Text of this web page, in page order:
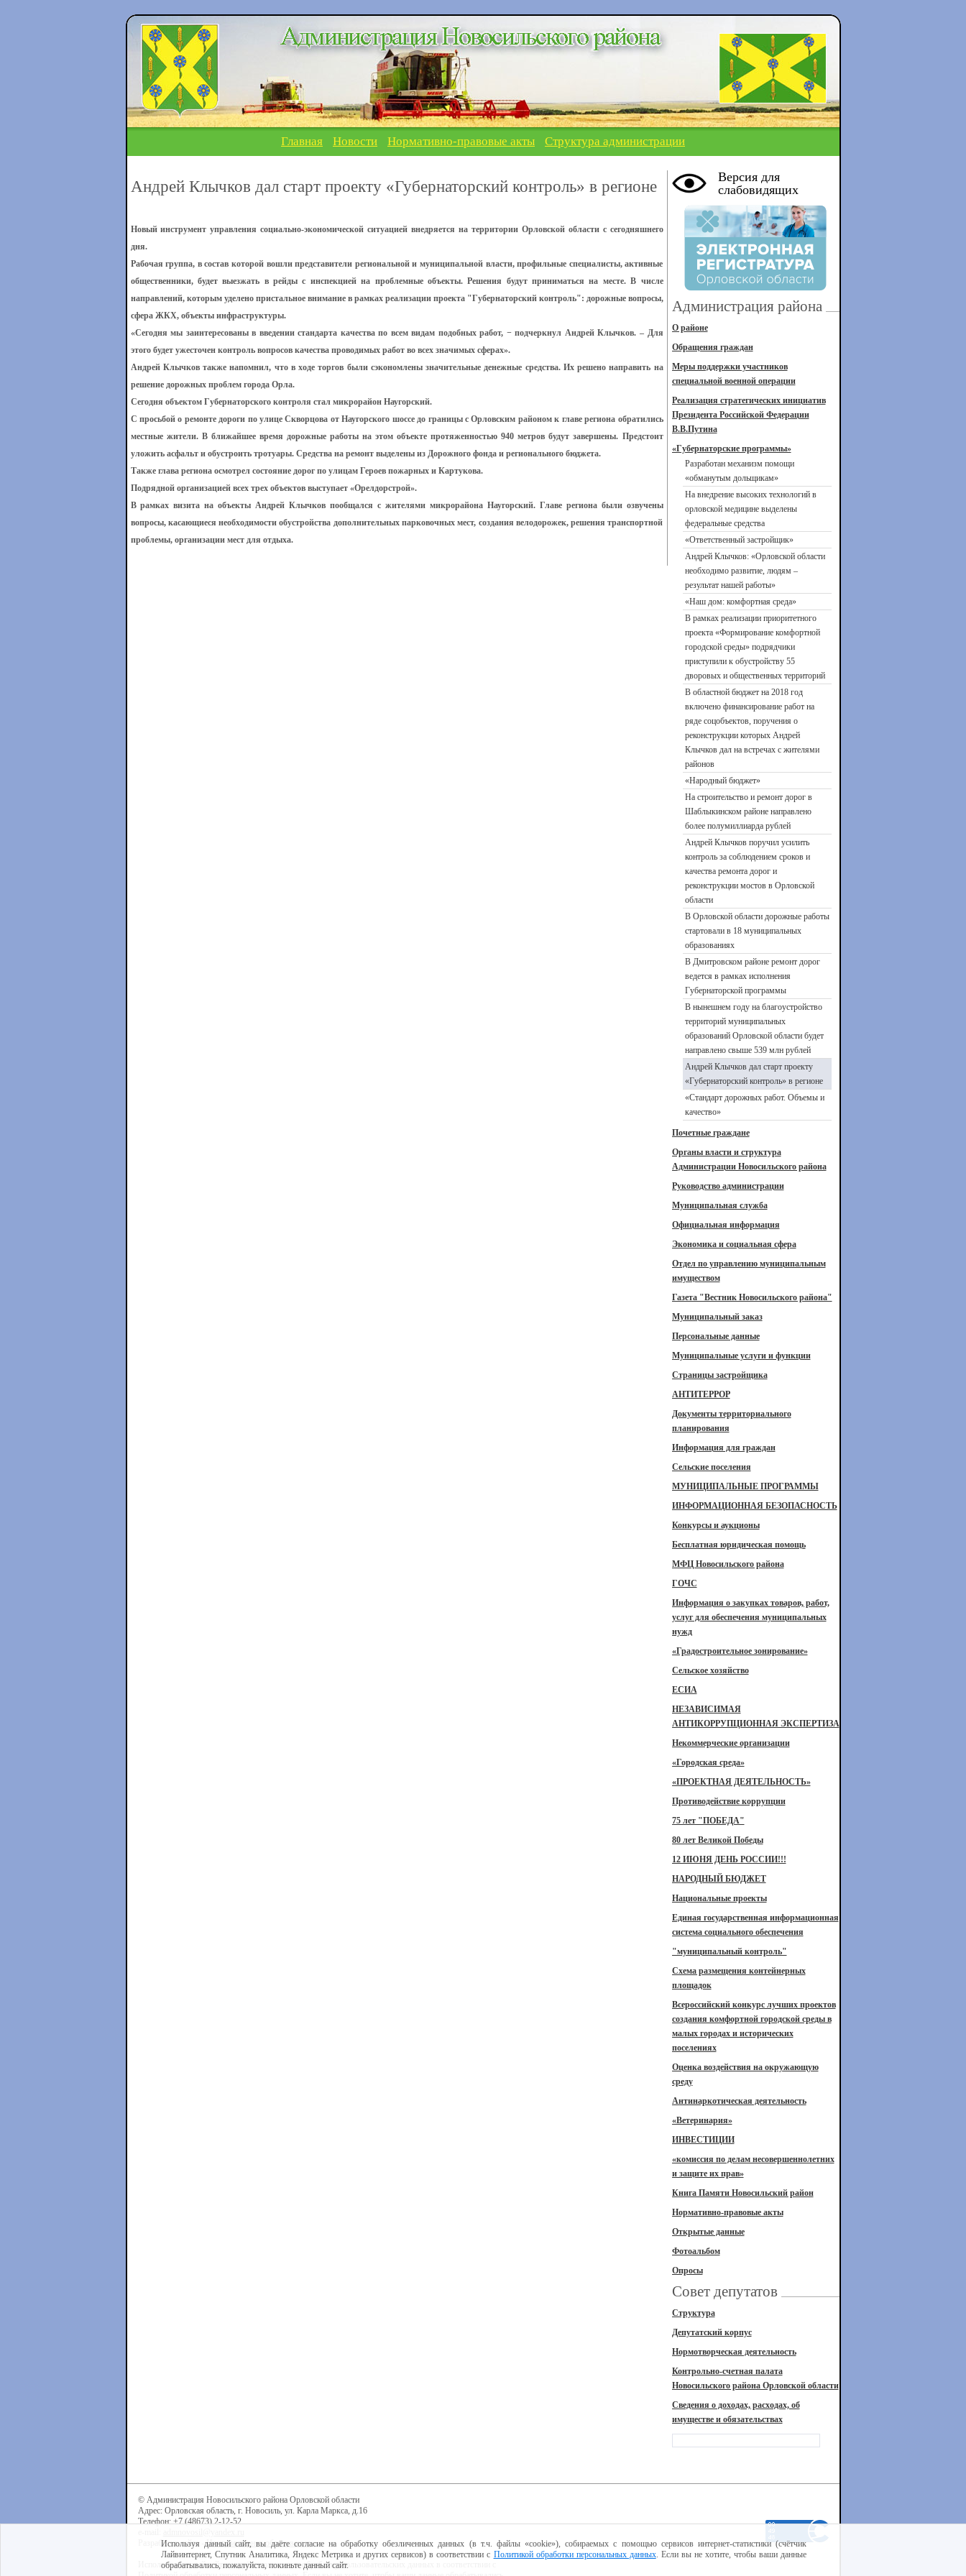
Главная Новости Нормативно-правовые акты Структура администрации
Андрей Клычков дал старт проекту «Губернаторский контроль» в регионе
Новый инструмент управления социально-экономической ситуацией внедряется на территории Орловской области с сегодняшнего
дня.
Рабочая группа, в состав которой вошли представители региональной и муниципальной власти, профильные специалисты, активные
общественники, будет выезжать в рейды с инспекцией на проблемные объекты. Решения будут приниматься на месте. В числе
направлений, которым уделено пристальное внимание в рамках реализации проекта "Губернаторский контроль": дорожные вопросы,
сфера ЖКХ, объекты инфраструктуры.
«Сегодня мы заинтересованы в введении стандарта качества по всем видам подобных работ, − подчеркнул Андрей Клычков. – Для
этого будет ужесточен контроль вопросов качества проводимых работ во всех значимых сферах».
Андрей Клычков также напомнил, что в ходе торгов были сэкономлены значительные денежные средства. Их решено направить на
решение дорожных проблем города Орла.
Сегодня объектом Губернаторского контроля стал микрорайон Наугорский.
С просьбой о ремонте дороги по улице Скворцова от Наугорского шоссе до границы с Орловским районом к главе региона обратились
местные жители. В ближайшее время дорожные работы на этом объекте протяженностью 940 метров будут завершены. Предстоит
уложить асфальт и обустроить тротуары. Средства на ремонт выделены из Дорожного фонда и регионального бюджета.
Также глава региона осмотрел состояние дорог по улицам Героев пожарных и Картукова.
Подрядной организацией всех трех объектов выступает «Орелдорстрой».
В рамках визита на объекты Андрей Клычков пообщался с жителями микрорайона Наугорский. Главе региона были озвучены
вопросы, касающиеся необходимости обустройства дополнительных парковочных мест, создания велодорожек, решения транспортной
проблемы, организации мест для отдыха.
Версия для
слабовидящих
Администрация района
О районе
Обращения граждан
Меры поддержки участников
специальной военной операции
Реализация стратегических инициатив
Президента Российской Федерации
В.В.Путина
«Губернаторские программы»
Разработан механизм помощи
«обманутым дольщикам»
На внедрение высоких технологий в
орловской медицине выделены
федеральные средства
«Ответственный застройщик»
Андрей Клычков: «Орловской области
необходимо развитие, людям –
результат нашей работы»
«Наш дом: комфортная среда»
В рамках реализации приоритетного
проекта «Формирование комфортной
городской среды» подрядчики
приступили к обустройству 55
дворовых и общественных территорий
В областной бюджет на 2018 год
включено финансирование работ на
ряде соцобъектов, поручения о
реконструкции которых Андрей
Клычков дал на встречах с жителями
районов
«Народный бюджет»
На строительство и ремонт дорог в
Шаблыкинском районе направлено
более полумиллиарда рублей
Андрей Клычков поручил усилить
контроль за соблюдением сроков и
качества ремонта дорог и
реконструкции мостов в Орловской
области
В Орловской области дорожные работы
стартовали в 18 муниципальных
образованиях
В Дмитровском районе ремонт дорог
ведется в рамках исполнения
Губернаторской программы
В нынешнем году на благоустройство
территорий муниципальных
образований Орловской области будет
направлено свыше 539 млн рублей
Андрей Клычков дал старт проекту
«Губернаторский контроль» в регионе
«Стандарт дорожных работ. Объемы и
качество»
Почетные граждане
Органы власти и структура
Администрации Новосильского района
Руководство администрации
Муниципальная служба
Официальная информация
Экономика и социальная сфера
Отдел по управлению муниципальным
имуществом
Газета "Вестник Новосильского района"
Муниципальный заказ
Персональные данные
Муниципальные услуги и функции
Страницы застройщика
АНТИТЕРРОР
Документы территориального
планирования
Информация для граждан
Сельские поселения
МУНИЦИПАЛЬНЫЕ ПРОГРАММЫ
ИНФОРМАЦИОННАЯ БЕЗОПАСНОСТЬ
Конкурсы и аукционы
Бесплатная юридическая помощь
МФЦ Новосильского района
ГОЧС
Информация о закупках товаров, работ,
услуг для обеспечения муниципальных
нужд
«Градостроительное зонирование»
Сельское хозяйство
ЕСИА
НЕЗАВИСИМАЯ
АНТИКОРРУПЦИОННАЯ ЭКСПЕРТИЗА
Некоммерческие организации
«Городская среда»
«ПРОЕКТНАЯ ДЕЯТЕЛЬНОСТЬ»
Противодействие коррупции
75 лет "ПОБЕДА"
80 лет Великой Победы
12 ИЮНЯ ДЕНЬ РОССИИ!!!
НАРОДНЫЙ БЮДЖЕТ
Национальные проекты
Единая государственная информационная
система социального обеспечения
"муниципальный контроль"
Схема размещения контейнерных
площадок
Всероссийский конкурс лучших проектов
создания комфортной городской среды в
малых городах и исторических
поселениях
Оценка воздействия на окружающую
среду
Антинаркотическая деятельность
«Ветеринария»
ИНВЕСТИЦИИ
«комиссия по делам несовершеннолетних
и защите их прав»
Книга Памяти Новосильский район
Нормативно-правовые акты
Открытые данные
Фотоальбом
Опросы
Совет депутатов
Структура
Депутатский корпус
Нормотворческая деятельность
Контрольно-счетная палата
Новосильского района Орловской области
Сведения о доходах, расходах, об
имуществе и обязательствах
© Администрация Новосильского района Орловской области
Адрес: Орловская область, г. Новосиль, ул. Карла Маркса, д.16
Телефон: +7 (48673) 2-12-52
Разработка сайта -Центр интернет-образования
Используя данный сайт, вы даёте согласие на обработку пользовательских данных в соответствии с
Используя данный сайт, вы даёте согласие на обработку обезличенных данных (в т.ч. файлы «cookie»), собираемых с помощью сервисов интернет-статистики (счётчик
Лайвинтернет, Спутник Аналитика, Яндекс Метрика и других сервисов) в соответствии с Политикой обработки персональных данных. Если вы не хотите, чтобы ваши данные
обрабатывались, пожалуйста, покиньте данный сайт.